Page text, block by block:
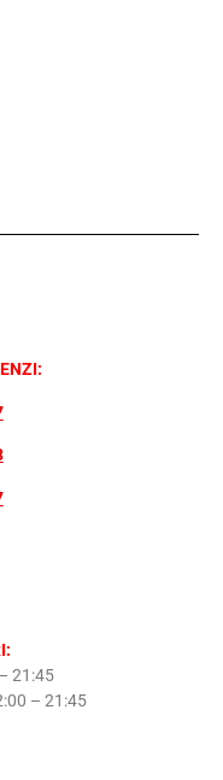
21:45
– 21:45